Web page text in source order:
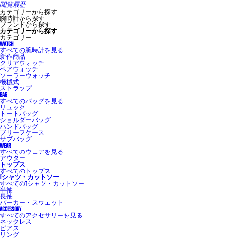
閲覧履歴
カテゴリーから探す
腕時計から探す
ブランドから探す
カテゴリーから探す
カテゴリー
WATCH
すべての腕時計を見る
新作商品
クリアウォッチ
ペアウォッチ
ソーラーウォッチ
機械式
ストラップ
BAG
すべてのバッグを見る
リュック
トートバッグ
ショルダーバッグ
ハンドバッグ
ブリーフケース
サブバッグ
WEAR
すべてのウェアを見る
アウター
トップス
すべてのトップス
Tシャツ・カットソー
すべてのTシャツ・カットソー
半袖
長袖
パーカー・スウェット
ACCESSORY
すべてのアクセサリーを見る
ネックレス
ピアス
リング